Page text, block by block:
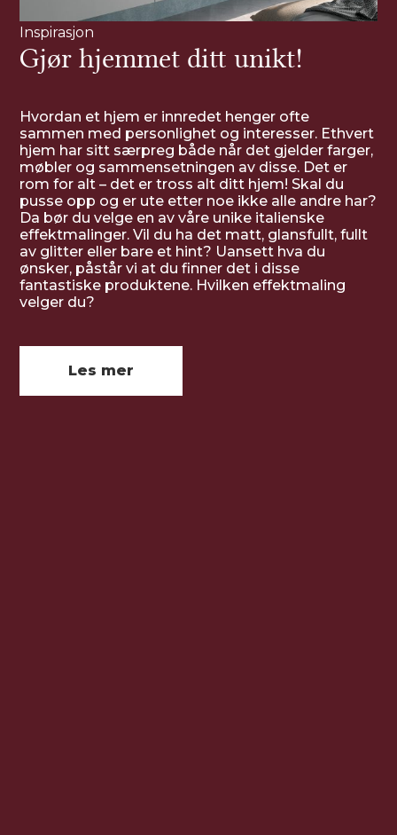
Inspirasjon
Gjør hjemmet ditt unikt!
Hvordan et hjem er innredet henger ofte
sammen med personlighet og interesser. Ethvert
hjem har sitt særpreg både når det gjelder farger,
møbler og sammensetningen av disse. Det er
rom for alt – det er tross alt ditt hjem! Skal du
pusse opp og er ute etter noe ikke alle andre har?
Da bør du velge en av våre unike italienske
effektmalinger. Vil du ha det matt, glansfullt, fullt
av glitter eller bare et hint? Uansett hva du
ønsker, påstår vi at du finner det i disse
fantastiske produktene. Hvilken effektmaling
velger du?
Les mer